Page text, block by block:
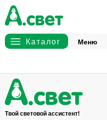
Меню
Твой световой ассистент!